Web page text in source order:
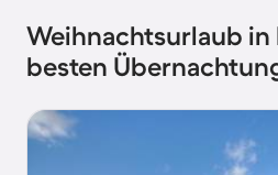
Weihnachtsurlaub in
besten